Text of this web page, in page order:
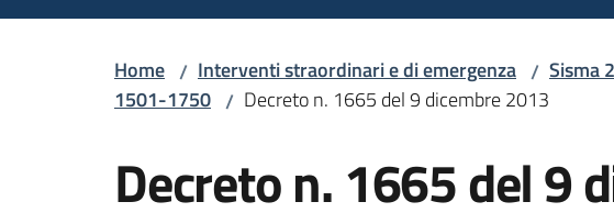
Home / Interventi straordinari e di emergenza / Sisma
1501-1750 / Decreto n. 1665 del 9 dicembre 2013
Decreto n. 1665 del 9